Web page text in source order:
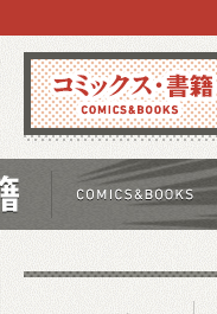
コミックス